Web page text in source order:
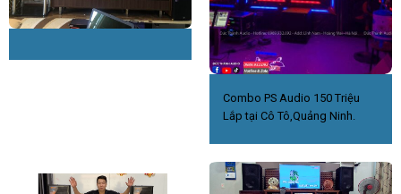
Combo PS Audio 150 Triệu
Lắp tại Cô Tô,Quảng Ninh.